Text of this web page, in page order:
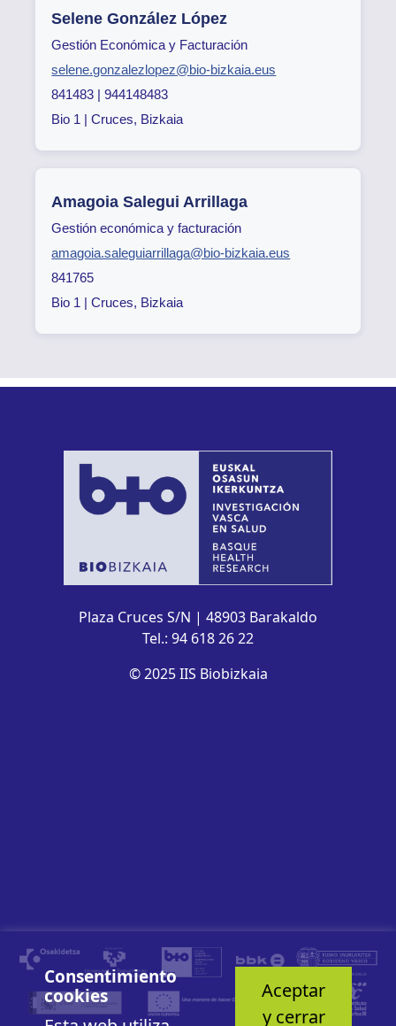
Selene González López
Gestión Económica y Facturación
selene.gonzalezlopez@bio-bizkaia.eus
841483 | 944148483
Bio 1 | Cruces, Bizkaia
Amagoia Salegui Arrillaga
Gestión económica y facturación
amagoia.saleguiarrillaga@bio-bizkaia.eus
841765
Bio 1 | Cruces, Bizkaia
Plaza Cruces S/N | 48903 Barakaldo
Tel.: 94 618 26 22
© 2025 IIS Biobizkaia
Consentimiento
cookies
Aceptar
y cerrar